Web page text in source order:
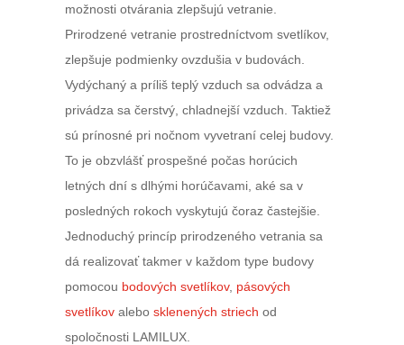
možnosti otvárania zlepšujú vetranie.
Prirodzené vetranie prostredníctvom svetlíkov,
zlepšuje podmienky ovzdušia v budovách.
Vydýchaný a príliš teplý vzduch sa odvádza a
privádza sa čerstvý, chladnejší vzduch. Taktiež
sú prínosné pri nočnom vyvetraní celej budovy.
To je obzvlášť prospešné počas horúcich
letných dní s dlhými horúčavami, aké sa v
posledných rokoch vyskytujú čoraz častejšie.
Jednoduchý princíp prirodzeného vetrania sa
dá realizovať takmer v každom type budovy
pomocou bodových svetlíkov, pásových
svetlíkovalebo sklenených striech od
spoločnosti LAMILUX.